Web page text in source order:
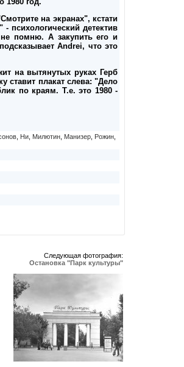
на экранах", кстати
детектив
помню. А закупить его и
Andrei, что это
на вытянутых руках Герб
ставит плакат слева: "Дело
по краям. Т.е. это 1980 -
Ни Милютин Манизер Рожин
Следующая фотография:
Остановка "Парк культуры"